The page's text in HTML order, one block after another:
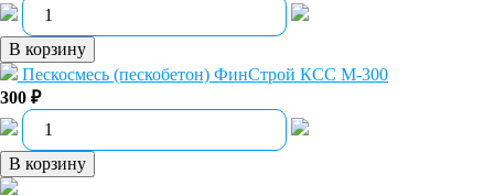
В корзину
Пескосмесь (пескобетон) ФинСтрой КСС М-300
300 ₽
В корзину